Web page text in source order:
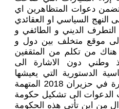
، ولم تتضمن دعوات المتظاهرين اي
السياسي او العقائدي
التطرف الديني و الطائفي و
الى موقع متخلف بين دول و
من تكلم من المثقفين
وطني دون الاشارة الى
الدستورية التي يعيشها
العراق بعد الانتخابات الاخيرة في حزيران 2018 المتهمة
الدعوات الى تشكيل حكومة
من اين تأتي هذه الحكومة